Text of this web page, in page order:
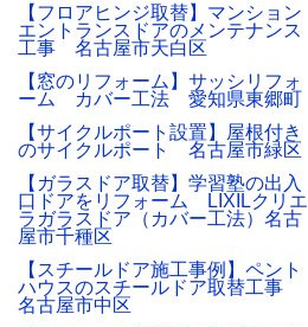
【フロアヒンジ取替】マンション
エントランスドアのメンテナンス
工事 名古屋市天白区
【窓のリフォーム】サッシリフォ
ーム カバー工法 愛知県東郷町
【サイクルポート設置】屋根付き
のサイクルポート 名古屋市緑区
【ガラスドア取替】学習塾の出入
口ドアをリフォーム LIXILクリエ
ラガラスドア（カバー工法）名古
屋市千種区
【スチールドア施工事例】ペント
ハウスのスチールドア取替工事
名古屋市中区